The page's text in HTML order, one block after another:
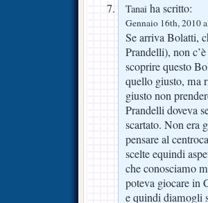
Tanai ha scritto:
Gennaio 16th, 2010
Se arriva Bolatti,
Prandelli), non
scoprire questo
quello giusto, ma
giusto non
Prandelli doveva
scartato. Non era
pensare al
scelte equindi
che conosciamo
poteva giocare in
e quindi diamogli